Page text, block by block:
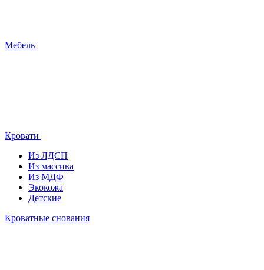
Мебель
Кровати
Из ЛДСП
Из массива
Из МДФ
Экокожа
Детские
Кроватные снования